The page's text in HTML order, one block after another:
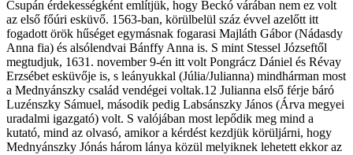
Csupán érdekességként említjük, hogy Beckó várában nem ez volt
az első főúri esküvő. 1563-ban, körülbelül száz évvel azelőtt itt
fogadott örök hűséget egymásnak fogarasi Majláth Gábor (Nádasdy
Anna fia) és alsólendvai Bánffy Anna is. S mint Stessel Józseftől
megtudjuk, 1631. november 9-én itt volt Pongrácz Dániel és Révay
Erzsébet esküvője is, s leányukkal (Júlia/Julianna) mindhárman most
a Mednyánszky család vendégei voltak.12 Julianna első férje báró
Luzénszky Sámuel, második pedig Labsánszky János (Árva megyei
uradalmi igazgató) volt. S valójában most lepődik meg mind a
kutató, mind az olvasó, amikor a kérdést kezdjük körüljárni, hogy
Mednyánszky Jónás három lánya közül melyiknek lehetett ekkor az